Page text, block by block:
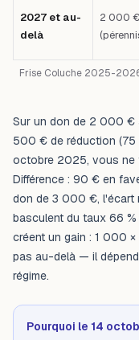
Frise Coluche 2025-
2027 et au-
delà
2 000 €
Sur un don de 2 000 €
500 € de réduction (75
octobre 2025, vous
Différence : 90 € en
don de 3 000 €, l'écart
basculent du taux 66
créent un gain : 1 000
pas au-delà — il
régime.
Pourquoi le 14